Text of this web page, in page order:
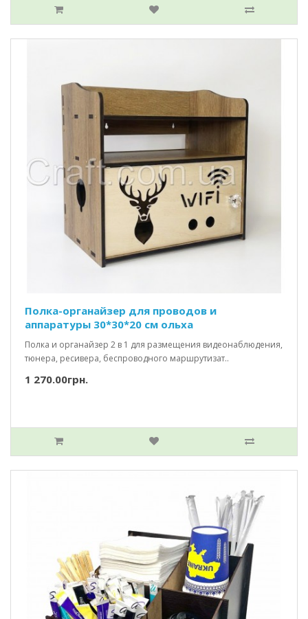
Полка-органайзер для проводов и
аппаратуры 30*30*20 см ольха
Полка и органайзер 2 в 1 для размещения видеонаблюдения,
тюнера, ресивера, беспроводного маршрутизат..
1 270.00грн.